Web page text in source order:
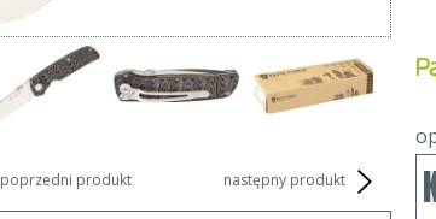
poprzedni produkt następny produkt